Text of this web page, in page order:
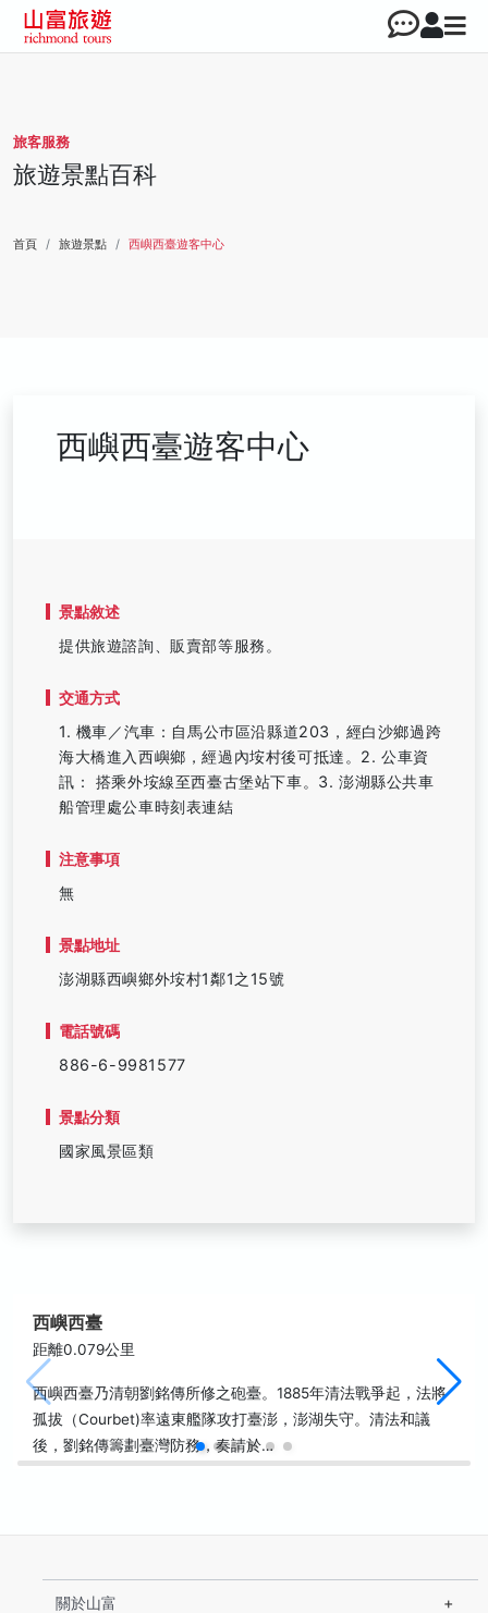
旅客服務
旅遊景點百科
首頁 旅遊景點 西嶼西臺遊客中心
西嶼西臺遊客中心
景點敘述
提供旅遊諮詢、販賣部等服務。
交通方式
1. 機車／汽車：自馬公巿區沿縣道203，經白沙鄉過跨
海大橋進入西嶼鄉，經過內垵村後可抵達。2. 公車資
訊： 搭乘外垵線至西臺古堡站下車。3. 澎湖縣公共車
船管理處公車時刻表連結
注意事項
無
景點地址
澎湖縣西嶼鄉外垵村1鄰1之15號
電話號碼
886-6-9981577
景點分類
國家風景區類
西嶼西臺
距離0.079公里
西嶼西臺乃清朝劉銘傳所修之砲臺。1885年清法戰爭起，法將
孤拔（Courbet)率遠東艦隊攻打臺澎，澎湖失守。清法和議
後，劉銘傳籌劃臺灣防務，奏請於…
關於山富